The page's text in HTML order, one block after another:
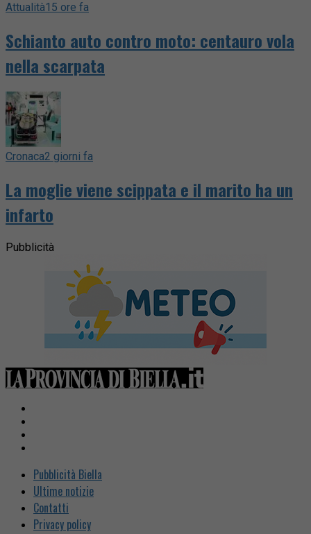
Attualità15 ore fa
Schianto auto contro moto: centauro vola
nella scarpata
Cronaca2 giorni fa
La moglie viene scippata e il marito ha un
infarto
Pubblicità
Pubblicità Biella
Ultime notizie
Contatti
Privacy policy